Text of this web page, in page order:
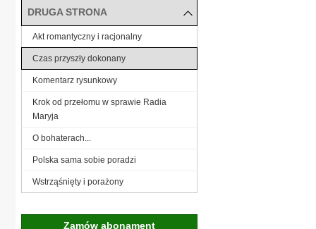
DRUGA STRONA
Akt romantyczny i racjonalny
Czas przyszły dokonany
Komentarz rysunkowy
Krok od przełomu w sprawie Radia
Maryja
O bohaterach...
Polska sama sobie poradzi
Wstrząśnięty i porażony
Zamów abonament